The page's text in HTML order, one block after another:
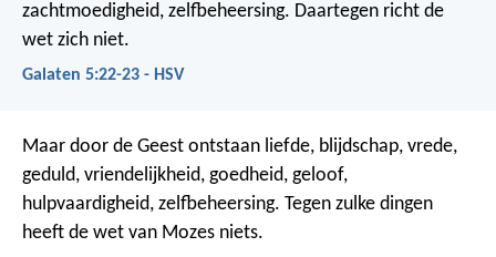
zachtmoedigheid, zelfbeheersing. Daartegen richt de
wet zich niet.
Galaten 5:22-23 - HSV
Maar door de Geest ontstaan liefde, blijdschap, vrede,
geduld, vriendelijkheid, goedheid, geloof,
hulpvaardigheid, zelfbeheersing. Tegen zulke dingen
heeft de wet van Mozes niets.